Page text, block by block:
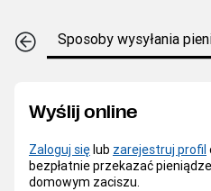
Sposoby wysyłania
Wyślij online
Zaloguj sięlub zarejestruj profil
bezpłatnie przekazać
domowym zaciszu.